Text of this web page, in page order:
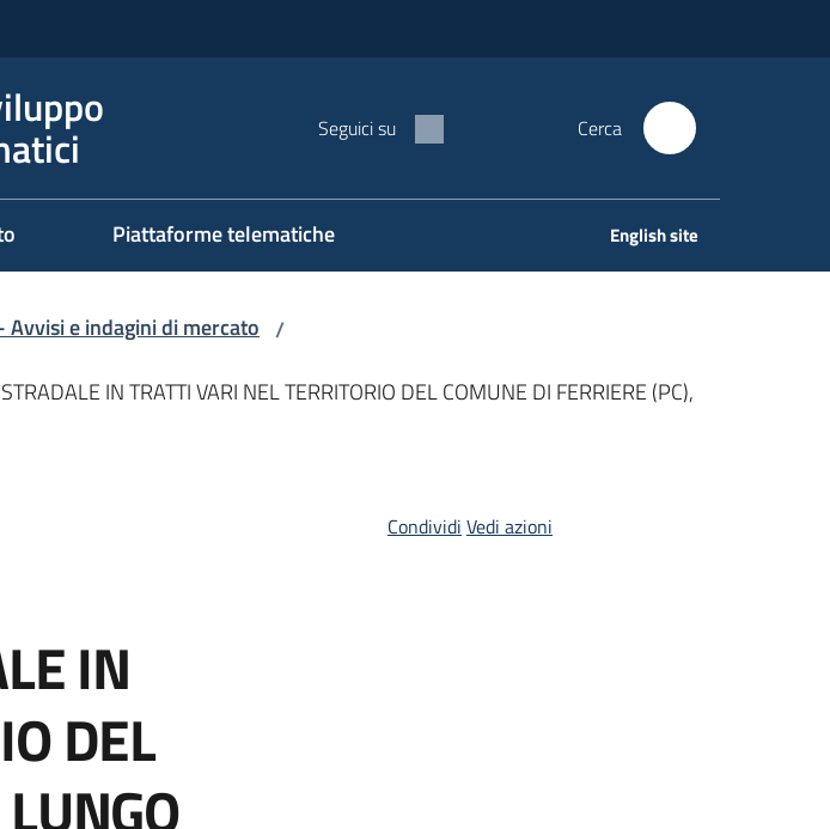
Seguici su Cerca
Piattaforme telematiche English site
e indagini di mercato /
IN TRATTI VARI NEL TERRITORIO DEL COMUNE DI FERRIERE (PC),
IN
DEL
Condividi Vedi azioni